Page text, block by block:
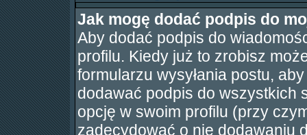
Jak mogę dodać podpis do
Aby dodać podpis do
profilu. Kiedy już to zrobisz
formularzu wysyłania postu,
dodawać podpis do wszystkich
opcję w swoim profilu (przy
zadecydować o nie dodawaniu